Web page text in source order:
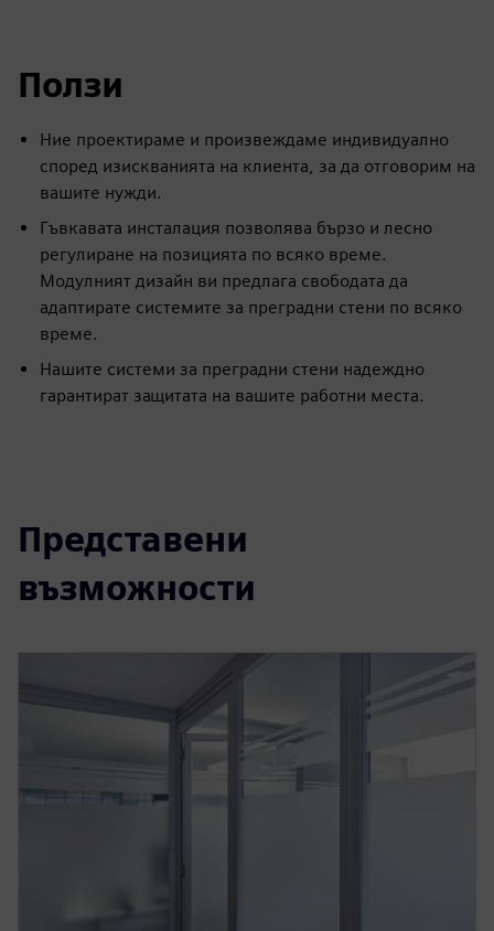
Ползи
Ние проектираме и произвеждаме индивидуално
според изискванията на клиента, за да отговорим на
вашите нужди.
Гъвкавата инсталация позволява бързо и лесно
регулиране на позицията по всяко време.
Модулният дизайн ви предлага свободата да
адаптирате системите за преградни стени по всяко
време.
Нашите системи за преградни стени надеждно
гарантират защитата на вашите работни места.
Представени
възможности